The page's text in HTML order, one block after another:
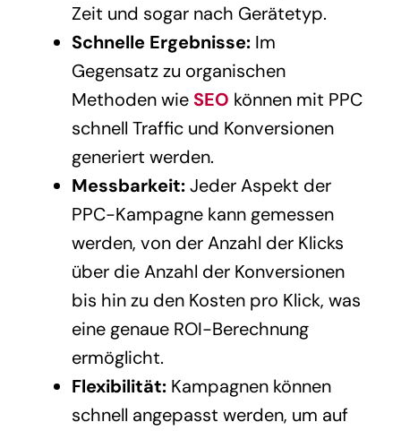
Zeit und sogar nach Gerätetyp.
Schnelle Ergebnisse: Im
Gegensatz zu organischen
Methoden wie SEO können mit PPC
schnell Traffic und Konversionen
generiert werden.
Messbarkeit:Jeder Aspekt der
PPC-Kampagne kann gemessen
werden, von der Anzahl der Klicks
über die Anzahl der Konversionen
bis hin zu den Kosten pro Klick, was
eine genaue ROI-Berechnung
ermöglicht.
Flexibilität: Kampagnen können
schnell angepasst werden, um auf